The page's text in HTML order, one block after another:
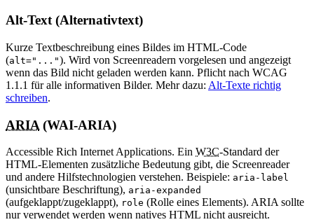
Alt-Text (Alternativtext)
Kurze Textbeschreibung eines Bildes im HTML-Code
(alt="..."). Wird von Screenreadern vorgelesen und angezeigt
wenn das Bild nicht geladen werden kann. Pflicht nach WCAG
1.1.1 für alle informativen Bilder. Mehr dazu: Alt-Texte richtig
schreiben.
ARIA (WAI-ARIA)
Accessible Rich Internet Applications. Ein W3C-Standard der
HTML-Elementen zusätzliche Bedeutung gibt, die Screenreader
und andere Hilfstechnologien verstehen. Beispiele: aria-label
(unsichtbare Beschriftung), aria-expanded
(aufgeklappt/zugeklappt), role (Rolle eines Elements). ARIA sollte
nur verwendet werden wenn natives HTML nicht ausreicht.